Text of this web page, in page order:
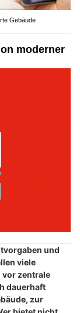
Gebäude
moderner
und
viele
vor zentrale
dauerhaft
zur